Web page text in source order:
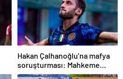
Hakan Çalhanoğlu’na mafya
soruşturması: Mahkeme
cezasını açıkladı